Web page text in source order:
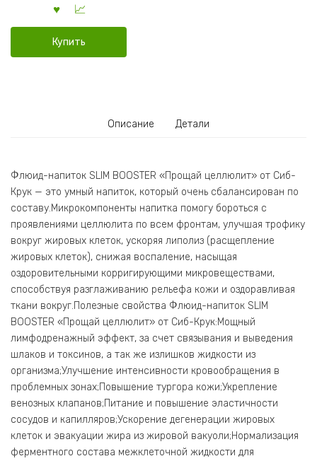
Купить
Описание Детали
Флюид-напиток SLIM BOOSTER «Прощай целлюлит» от Сиб-
Крук — это умный напиток, который очень сбалансирован по
составу.Микрокомпоненты напитка помогу бороться с
проявлениями целлюлита по всем фронтам, улучшая трофику
вокруг жировых клеток, ускоряя липолиз (расщепление
жировых клеток), снижая воспаление, насыщая
оздоровительными корригирующими микровеществами,
способствуя разглаживанию рельефа кожи и оздоравливая
ткани вокруг.Полезные свойства Флюид-напиток SLIM
BOOSTER «Прощай целлюлит» от Сиб-Крук:Мощный
лимфодренажный эффект, за счет связывания и выведения
шлаков и токсинов, а так же излишков жидкости из
организма;Улучшение интенсивности кровообращения в
проблемных зонах;Повышение тургора кожи;Укрепление
венозных клапанов;Питание и повышение эластичности
сосудов и капилляров;Ускорение дегенерации жировых
клеток и эвакуации жира из жировой вакуоли;Нормализация
ферментного состава межклеточной жидкости для